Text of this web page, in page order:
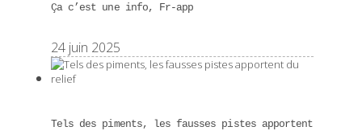
Ça c’est une info, Fr-app
24 juin 2025
Tels des piments, les fausses pistes apportent